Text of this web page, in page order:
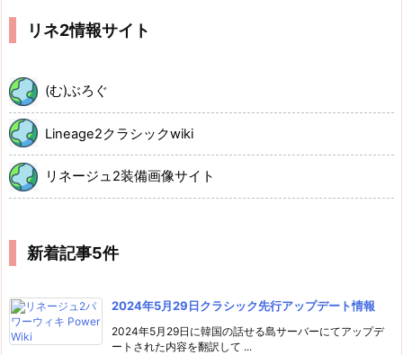
リネ2情報サイト
(む)ぶろぐ
Lineage2クラシックwiki
リネージュ2装備画像サイト
新着記事5件
2024年5月29日クラシック先行アップデート情報
2024年5月29日に韓国の話せる島サーバーにてアップデ
ートされた内容を翻訳して ...